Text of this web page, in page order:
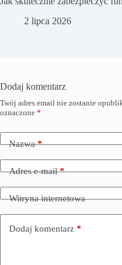
2 lipca 2026
Dodaj komentarz
Twój adres email nie zostanie
oznaczone *
Nazwa*
Adres e-mail*
Witryna internetowa
Dodaj komentarz *